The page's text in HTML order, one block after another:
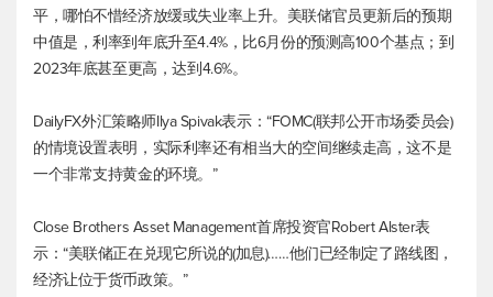
平，哪怕不惜经济放缓或失业率上升。美联储官员更新后的预期
中值是，利率到年底升至4.4%，比6月份的预测高100个基点；到
2023年底甚至更高，达到4.6%。
DailyFX外汇策略师Ilya Spivak表示：“FOMC(联邦公开市场委员会)
的情境设置表明，实际利率还有相当大的空间继续走高，这不是
一个非常支持黄金的环境。”
Close Brothers Asset Management首席投资官Robert Alster表
示：“美联储正在兑现它所说的(加息)……他们已经制定了路线图，
经济让位于货币政策。”